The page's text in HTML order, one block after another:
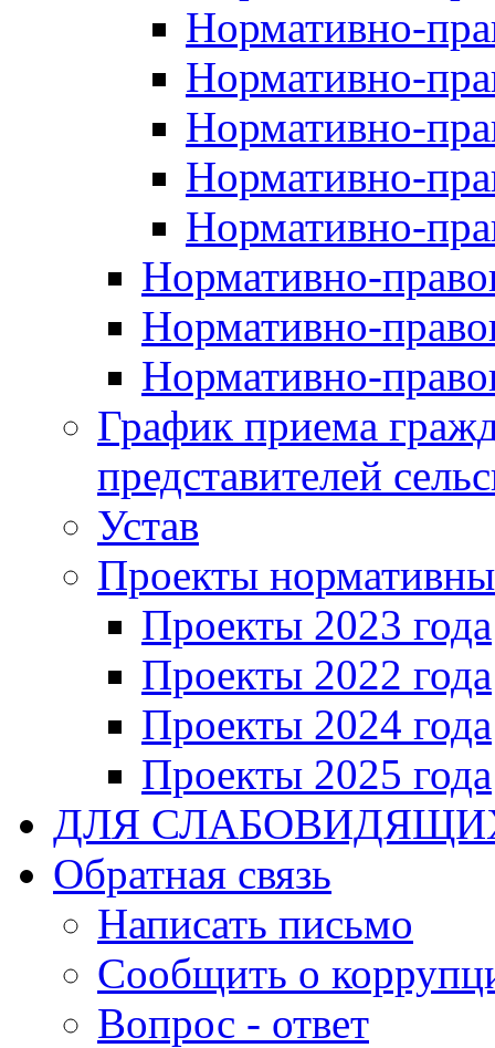
Нормативно-
Нормативно-
Нормативно-
Нормативно-
Нормативно-
Нормативно-
Нормативно-
Нормативно-
График приема
представителей
Устав
Проекты
Проекты 2023 года
Проекты 2022 года
Проекты 2024 года
Проекты 2025 года
ДЛЯ
Обратная связь
Написать письмо
Сообщить о
Вопрос - ответ